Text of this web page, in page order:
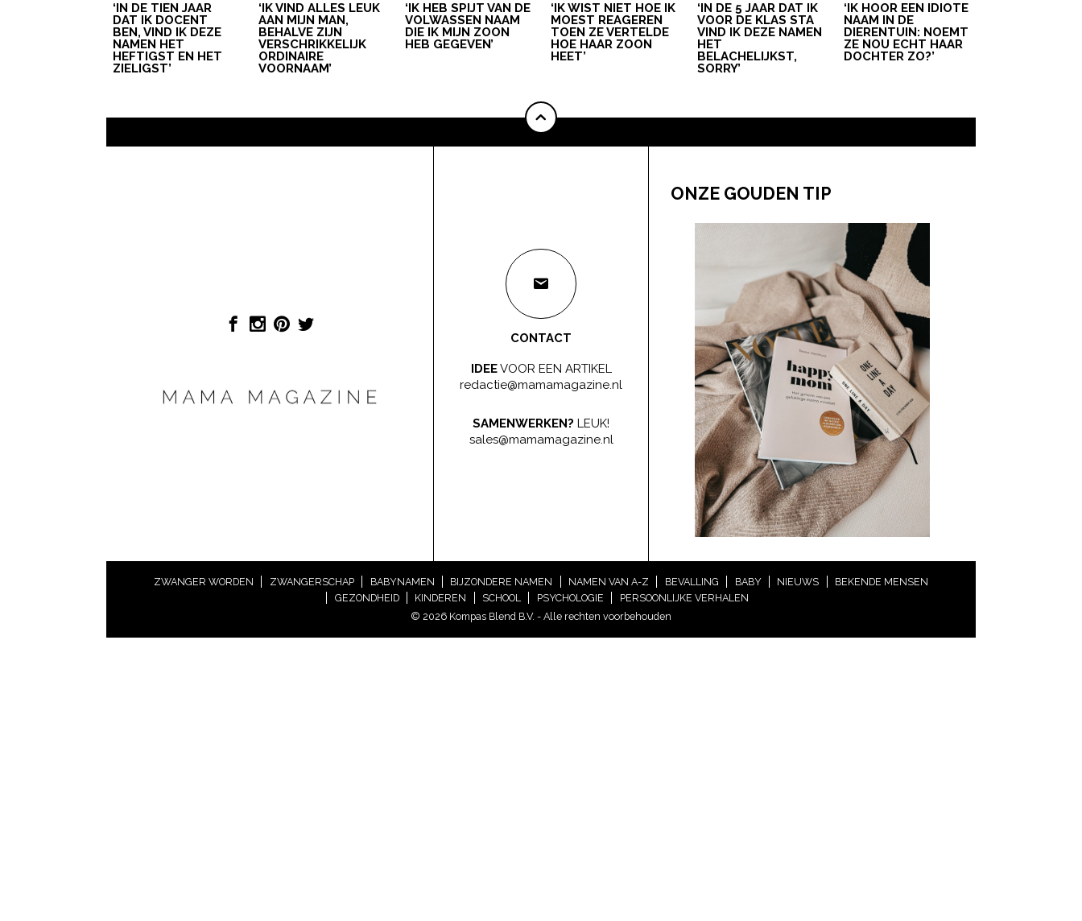
‘IN DE TIEN JAAR
DAT IK DOCENT
BEN, VIND IK DEZE
NAMEN HET
HEFTIGST EN HET
ZIELIGST’
‘IK VIND ALLES LEUK
AAN MIJN MAN,
BEHALVE ZIJN
VERSCHRIKKELIJK
ORDINAIRE
VOORNAAM’
‘IK HEB SPIJT VAN DE
VOLWASSEN NAAM
DIE IK MIJN ZOON
HEB GEGEVEN’
‘IK WIST NIET HOE IK
MOEST REAGEREN
TOEN ZE VERTELDE
HOE HAAR ZOON
HEET’
‘IN DE 5 JAAR DAT IK
VOOR DE KLAS STA
VIND IK DEZE NAMEN
HET
BELACHELIJKST,
SORRY’
‘IK HOOR EEN IDIOTE
NAAM IN DE
DIERENTUIN: NOEMT
ZE NOU ECHT HAAR
DOCHTER ZO?’
CONTACT
IDEEVOOR EEN ARTIKEL
redactie@mamamagazine.nl
SAMENWERKEN? LEUK!
sales@mamamagazine.nl
ONZE GOUDEN TIP
ZWANGER WORDEN ZWANGERSCHAP BABYNAMEN BIJZONDERE NAMEN NAMEN VAN A-Z BEVALLING BABY NIEUWS
BEKENDE MENSEN
GEZONDHEID
KINDEREN SCHOOL PSYCHOLOGIE
PERSOONLIJKE VERHALEN
© 2026 Kompas Blend B.V. - Alle rechten voorbehouden